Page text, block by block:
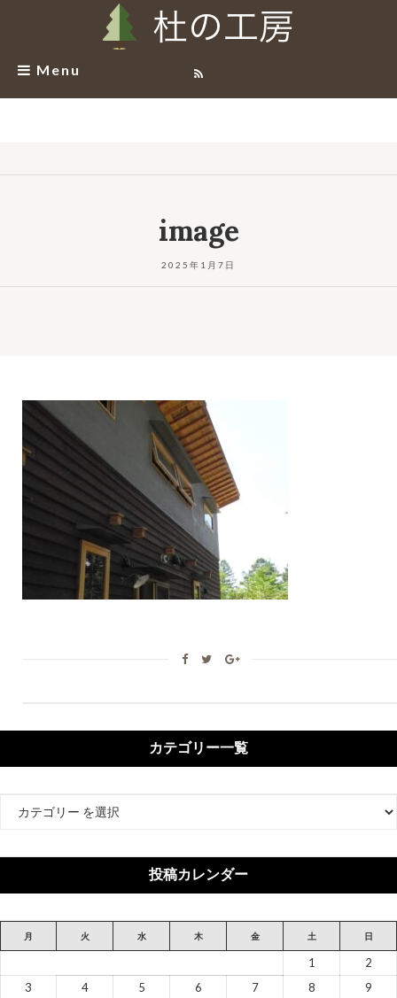
Menu
image
2025年1月7日
カテゴリー一覧
リ
投稿カレンダー
月 火 水 木 金 土 日
1
2
3
4 5 6 7 8
9